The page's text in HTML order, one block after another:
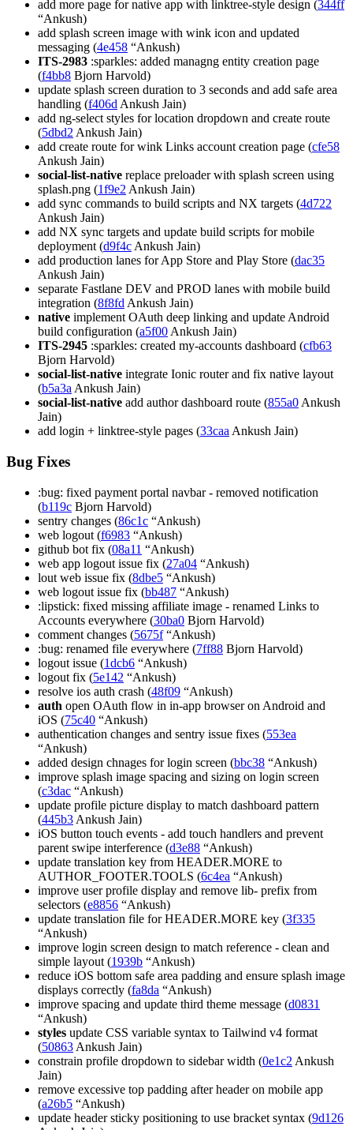
add more page for native app with linktree-style design (344ff
“Ankush)
add splash screen image with wink icon and updated
messaging (4e458 “Ankush)
ITS-2983 :sparkles: added managng entity creation page
(f4bb8 Bjorn Harvold)
update splash screen duration to 3 seconds and add safe area
handling (f406d Ankush Jain)
add ng-select styles for location dropdown and create route
(5dbd2 Ankush Jain)
add create route for wink Links account creation page (cfe58
Ankush Jain)
social-list-native replace preloader with splash screen using
splash.png (1f9e2 Ankush Jain)
add sync commands to build scripts and NX targets (4d722
Ankush Jain)
add NX sync targets and update build scripts for mobile
deployment (d9f4c Ankush Jain)
add production lanes for App Store and Play Store (dac35
Ankush Jain)
separate Fastlane DEV and PROD lanes with mobile build
integration (8f8fd Ankush Jain)
native implement OAuth deep linking and update Android
build configuration (a5f00 Ankush Jain)
ITS-2945 :sparkles: created my-accounts dashboard (cfb63
Bjorn Harvold)
social-list-native integrate Ionic router and fix native layout
(b5a3a Ankush Jain)
social-list-native add author dashboard route (855a0 Ankush
Jain)
add login + linktree-style pages (33caa Ankush Jain)
Bug Fixes
:bug: fixed payment portal navbar - removed notification
(b119c Bjorn Harvold)
sentry changes (86c1c “Ankush)
web logout (f6983 “Ankush)
github bot fix (08a11 “Ankush)
web app logout issue fix (27a04 “Ankush)
lout web issue fix (8dbe5 “Ankush)
web logout issue fix (bb487 “Ankush)
:lipstick: fixed missing affiliate image - renamed Links to
Accounts everywhere (30ba0 Bjorn Harvold)
comment changes (5675f“Ankush)
:bug: renamed file everywhere (7ff88 Bjorn Harvold)
logout issue (1dcb6 “Ankush)
logout fix (5e142 “Ankush)
resolve ios auth crash (48f09 “Ankush)
auth open OAuth flow in in-app browser on Android and
iOS (75c40 “Ankush)
authentication changes and sentry issue fixes (553ea
“Ankush)
added design chnages for login screen (bbc38 “Ankush)
improve splash image spacing and sizing on login screen
(c3dac “Ankush)
update profile picture display to match dashboard pattern
(445b3 Ankush Jain)
iOS button touch events - add touch handlers and prevent
parent swipe interference (d3e88 “Ankush)
update translation key from HEADER.MORE to
AUTHOR_FOOTER.TOOLS (6c4ea “Ankush)
improve user profile display and remove lib- prefix from
selectors (e8856 “Ankush)
update translation file for HEADER.MORE key (3f335
“Ankush)
improve login screen design to match reference - clean and
simple layout (1939b “Ankush)
reduce iOS bottom safe area padding and ensure splash image
displays correctly (fa8da “Ankush)
improve spacing and update third theme message (d0831
“Ankush)
styles update CSS variable syntax to Tailwind v4 format
(50863 Ankush Jain)
constrain profile dropdown to sidebar width (0e1c2 Ankush
Jain)
remove excessive top padding after header on mobile app
(a26b5 “Ankush)
update header sticky positioning to use bracket syntax (9d126